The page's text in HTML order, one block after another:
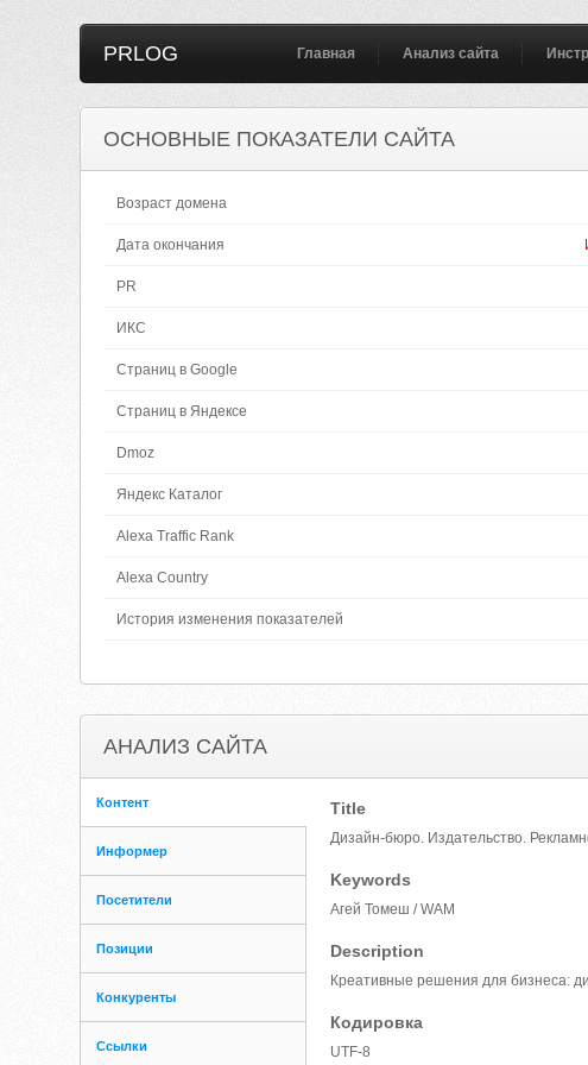
PRLOG Главная Анализ сайта
ОСНОВНЫЕ ПОКАЗАТЕЛИ САЙТА
Возраст домена
Дата окончания
PR
ИКС
Страниц в Google
Страниц в Яндексе
Dmoz
Яндекс Каталог
Alexa Traffic Rank
Alexa Country
История изменения показателей
АНАЛИЗ САЙТА
Контент
Информер
Посетители
Позиции
Конкуренты
Ссылки
Title
Дизайн-бюро. Издательство.
Keywords
Агей Томеш / WAM
Description
Креативные решения для бизнеса:
Кодировка
UTF-8